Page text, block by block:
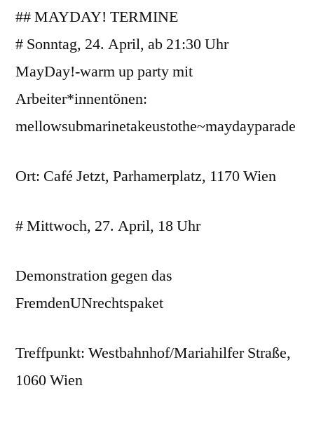
## MAYDAY! TERMINE
# Sonntag, 24. April, ab 21:30 Uhr
MayDay!-warm up party mit
Arbeiter*innentönen:
mellowsubmarinetakeustothe~maydayparade
Ort: Café Jetzt, Parhamerplatz, 1170 Wien
# Mittwoch, 27. April, 18 Uhr
Demonstration gegen das
FremdenUNrechtspaket
Treffpunkt: Westbahnhof/Mariahilfer Straße,
1060 Wien